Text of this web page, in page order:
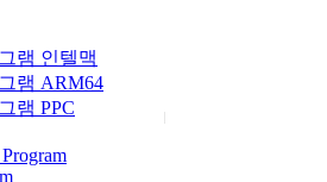
램 인텔맥
램 ARM64
램 PPC